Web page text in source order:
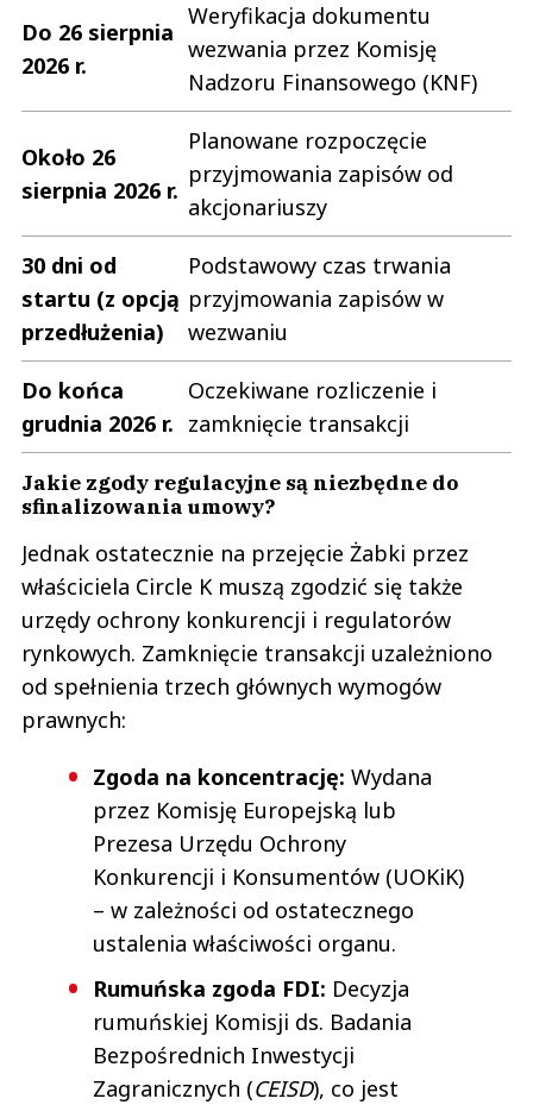
Do 26 sierpnia
2026 r.
Weryfikacja dokumentu
wezwania przez Komisję
Nadzoru Finansowego (KNF)
Około 26
sierpnia 2026 r.
Planowane rozpoczęcie
przyjmowania zapisów od
akcjonariuszy
30 dni od
startu (z opcją
przedłużenia)
Podstawowy czas trwania
przyjmowania zapisów w
wezwaniu
Do końca
grudnia 2026 r.
Oczekiwane rozliczenie i
zamknięcie transakcji
Jakie zgody regulacyjne są niezbędne do
sfinalizowania umowy?
Jednak ostatecznie na przejęcie Żabki przez
właściciela Circle K muszą zgodzić się także
urzędy ochrony konkurencji i regulatorów
rynkowych. Zamknięcie transakcji uzależniono
od spełnienia trzech głównych wymogów
prawnych:
Zgoda na koncentrację: Wydana
przez Komisję Europejską lub
Prezesa Urzędu Ochrony
Konkurencji i Konsumentów (UOKiK)
– w zależności od ostatecznego
ustalenia właściwości organu.
Rumuńska zgoda FDI: Decyzja
rumuńskiej Komisji ds. Badania
Bezpośrednich Inwestycji
Zagranicznych (CEISD), co jest